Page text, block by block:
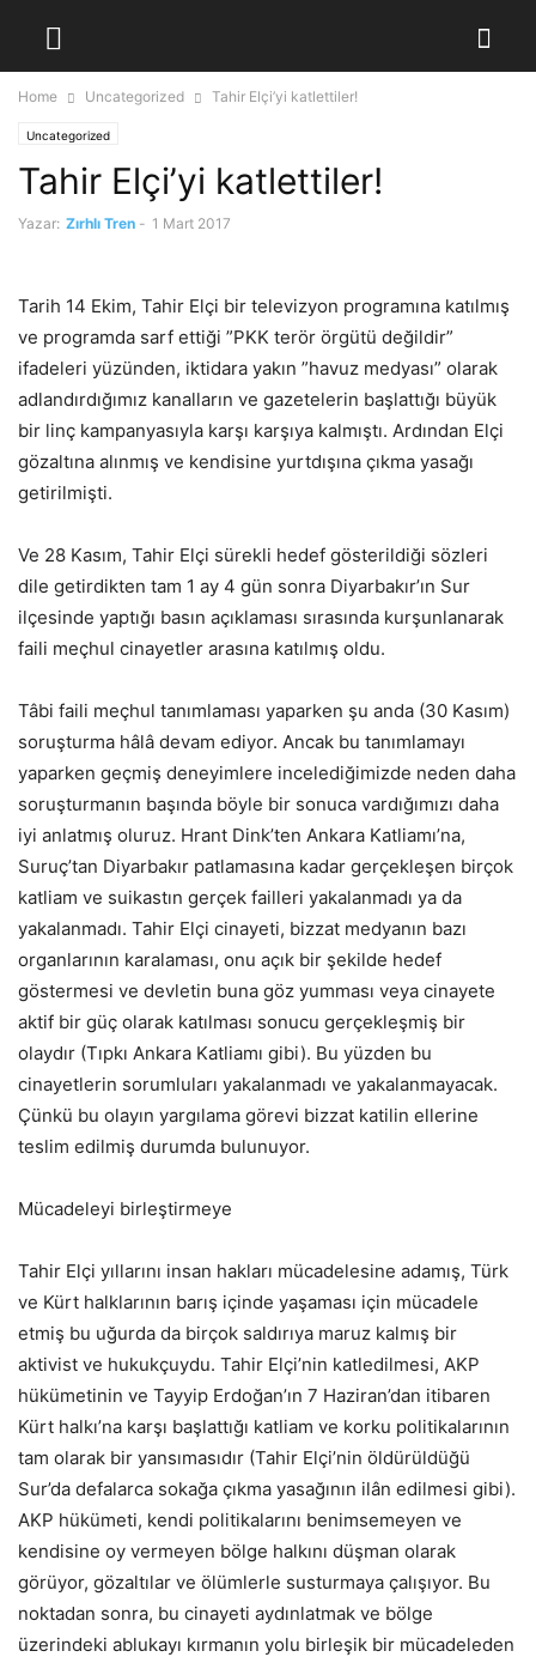
Home Uncategorized Tahir Elçi’yi katlettiler!
Uncategorized
Tahir Elçi’yi katlettiler!
Yazar: Zırhlı Tren - 1 Mart 2017
Tarih 14 Ekim, Tahir Elçi bir televizyon programına katılmış
ve programda sarf ettiği ”PKK terör örgütü değildir”
ifadeleri yüzünden, iktidara yakın ”havuz medyası” olarak
adlandırdığımız kanalların ve gazetelerin başlattığı büyük
bir linç kampanyasıyla karşı karşıya kalmıştı. Ardından Elçi
gözaltına alınmış ve kendisine yurtdışına çıkma yasağı
getirilmişti.
Ve 28 Kasım, Tahir Elçi sürekli hedef gösterildiği sözleri
dile getirdikten tam 1 ay 4 gün sonra Diyarbakır’ın Sur
ilçesinde yaptığı basın açıklaması sırasında kurşunlanarak
faili meçhul cinayetler arasına katılmış oldu.
Tâbi faili meçhul tanımlaması yaparken şu anda (30 Kasım)
soruşturma hâlâ devam ediyor. Ancak bu tanımlamayı
yaparken geçmiş deneyimlere incelediğimizde neden daha
soruşturmanın başında böyle bir sonuca vardığımızı daha
iyi anlatmış oluruz. Hrant Dink’ten Ankara Katliamı’na,
Suruç’tan Diyarbakır patlamasına kadar gerçekleşen birçok
katliam ve suikastın gerçek failleri yakalanmadı ya da
yakalanmadı. Tahir Elçi cinayeti, bizzat medyanın bazı
organlarının karalaması, onu açık bir şekilde hedef
göstermesi ve devletin buna göz yumması veya cinayete
aktif bir güç olarak katılması sonucu gerçekleşmiş bir
olaydır (Tıpkı Ankara Katliamı gibi). Bu yüzden bu
cinayetlerin sorumluları yakalanmadı ve yakalanmayacak.
Çünkü bu olayın yargılama görevi bizzat katilin ellerine
teslim edilmiş durumda bulunuyor.
Mücadeleyi birleştirmeye
Tahir Elçi yıllarını insan hakları mücadelesine adamış, Türk
ve Kürt halklarının barış içinde yaşaması için mücadele
etmiş bu uğurda da birçok saldırıya maruz kalmış bir
aktivist ve hukukçuydu. Tahir Elçi’nin katledilmesi, AKP
hükümetinin ve Tayyip Erdoğan’ın 7 Haziran’dan itibaren
Kürt halkı’na karşı başlattığı katliam ve korku politikalarının
tam olarak bir yansımasıdır (Tahir Elçi’nin öldürüldüğü
Sur’da defalarca sokağa çıkma yasağının ilân edilmesi gibi).
AKP hükümeti, kendi politikalarını benimsemeyen ve
kendisine oy vermeyen bölge halkını düşman olarak
görüyor, gözaltılar ve ölümlerle susturmaya çalışıyor. Bu
noktadan sonra, bu cinayeti aydınlatmak ve bölge
üzerindeki ablukayı kırmanın yolu birleşik bir mücadeleden